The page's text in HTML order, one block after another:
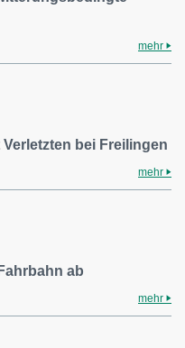
mehr
bei Freilingen
mehr
ab
mehr